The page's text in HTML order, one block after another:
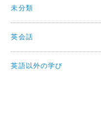
未分類
英会話
英語以外の学び